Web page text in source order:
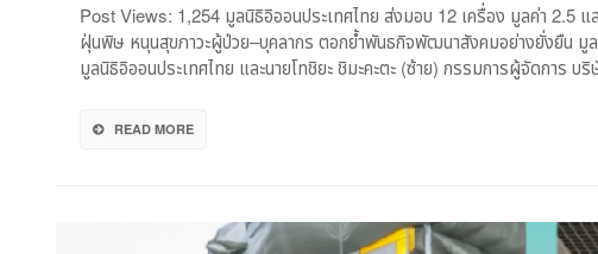
เครื่อง
ฟอก
อากาศ
Post Views: 1,254 มูลนิธิอิออนประเทศไทย ส่งมอบ 12 เครื่อง มูลค่า 2.5
ฝุ่นพิษ หนุนสุขภาวะผู้ป่วย–บุคลากร ตอกย้ำพันธกิจพัฒนาสังคมอย่างยั่งยืน มูล
มูลนิธิอิออนประเทศไทย และนายโทชิยะ ชิมะคะตะ (ซ้าย) กรรมการผู้จัดกา
READ MORE